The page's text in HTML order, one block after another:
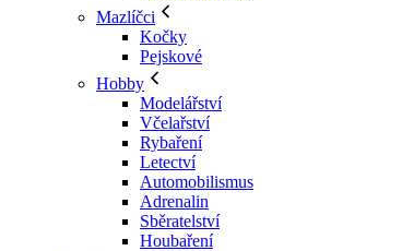
Mazlíčci
Kočky
Pejskové
Hobby
Modelářství
Včelařství
Rybaření
Letectví
Automobilismus
Adrenalin
Sběratelství
Houbaření